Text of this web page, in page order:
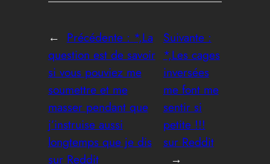
← Précédente : *,La
question est de savoir
si vous pouviez me
soumettre et me
masser pendant que
j’instruise aussi
longtemps que je dis
sur Reddit
Suivante :
*,Les cages
inversées
me font me
sentir si
petite !!!
sur Reddit
→